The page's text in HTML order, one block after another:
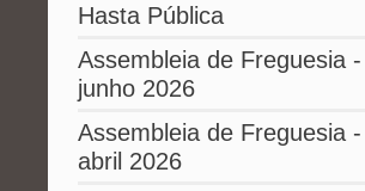
Hasta Pública
Assembleia de Freguesia
junho 2026
Assembleia de Freguesia
abril 2026